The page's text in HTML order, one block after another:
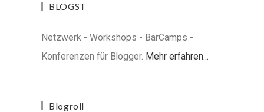
BLOGST
Netzwerk - Workshops - BarCamps -
Konferenzen für Blogger. Mehr erfahren...
Blogroll